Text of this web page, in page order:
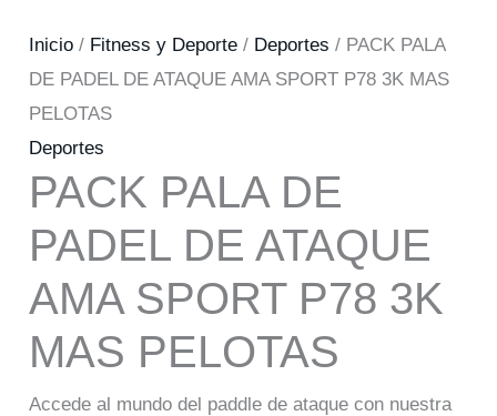
Inicio / Fitness y Deporte / Deportes / PACK PALA
DE PADEL DE ATAQUE AMA SPORT P78 3K MAS
PELOTAS
Deportes
PACK PALA DE
PADEL DE ATAQUE
AMA SPORT P78 3K
MAS PELOTAS
Accede al mundo del paddle de ataque con nuestra